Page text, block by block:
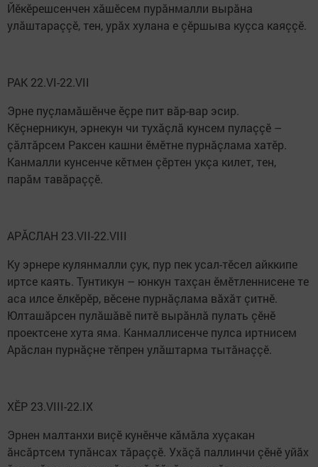
Йӗкӗрешсенчен хăшӗсем пурăнмалли вырăна
улăштараççӗ, тен, урăх хулана е çӗршыва куçса каяççӗ.
РАК 22.VI-22.VII
Эрне пуçламăшӗнче ӗçре пит вăр-вар эсир.
Кӗçнерникун, эрнекун чи тухăçлă кунсем пулаççӗ –
çăлтăрсем Раксен кашни ӗмӗтне пурнăçлама хатӗр.
Канмалли кунсенче кӗтмен çӗртен укçа килет, тен,
парăм тавăраççӗ.
АРĂСЛАН 23.VII-22.VIII
Ку эрнере кулянмалли çук, пур пек усал-тӗсел айккипе
иртсе каять. Тунтикун – юнкун тахçан ӗмӗтленнисене те
аса илсе ӗлкӗрӗр, вӗсене пурнăçлама вăхăт çитнӗ.
Юлташăрсен пулăшăвӗ питӗ вырăнлă пулать çӗнӗ
проектсене хута яма. Канмаллисенче пулса иртнисем
Арăслан пурнăçне тӗпрен улăштарма тытăнаççӗ.
ХӖР 23.VIII-22.IX
Эрнен малтанхи виçӗ кунӗнче кăмăла хуçакан
ăнсăртсем тупăнсах тăраççӗ. Ухăçă паллинчи çӗнӗ уйăх